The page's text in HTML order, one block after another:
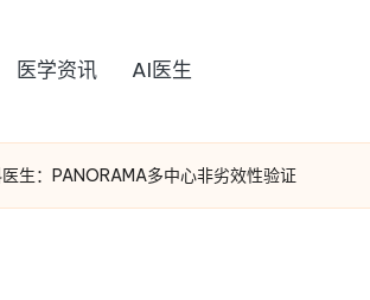
医学资讯 AI医生
生：PANORAMA多中心非劣效性验证